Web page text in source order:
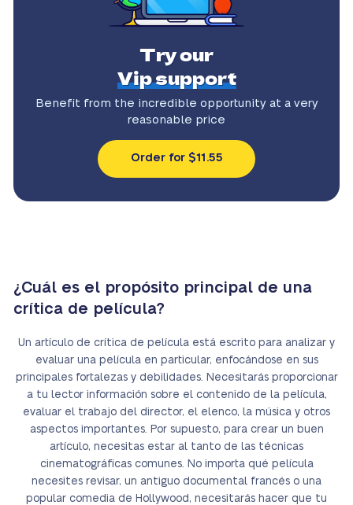
Try our
Vip support
Benefit from the incredible opportunity at a very
reasonable price
Order for $11.55
¿Cuál es el propósito principal de una
crítica de película?
Un artículo de crítica de película está escrito para analizar y
evaluar una película en particular, enfocándose en sus
principales fortalezas y debilidades. Necesitarás proporcionar
a tu lector información sobre el contenido de la película,
evaluar el trabajo del director, el elenco, la música y otros
aspectos importantes. Por supuesto, para crear un buen
artículo, necesitas estar al tanto de las técnicas
cinematográficas comunes. No importa qué película
necesites revisar, un antiguo documental francés o una
popular comedia de Hollywood, necesitarás hacer que tu